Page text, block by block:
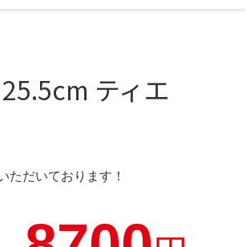
ティエ
ただいております！